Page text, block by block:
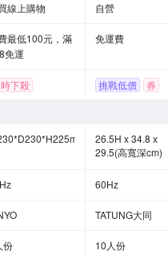
線上購物 自營
最低100元，滿
免運
免運費
下殺 挑戰低價 券
26.5H x 34.8 x
29.5(高寬深cm)
60Hz
TATUNG大同
份 10人份